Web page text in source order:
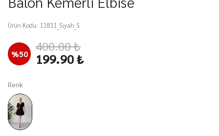
Ürün Kodu: 11811_Siyah_S
%50 400.00 ₺
199.90 ₺
Renk